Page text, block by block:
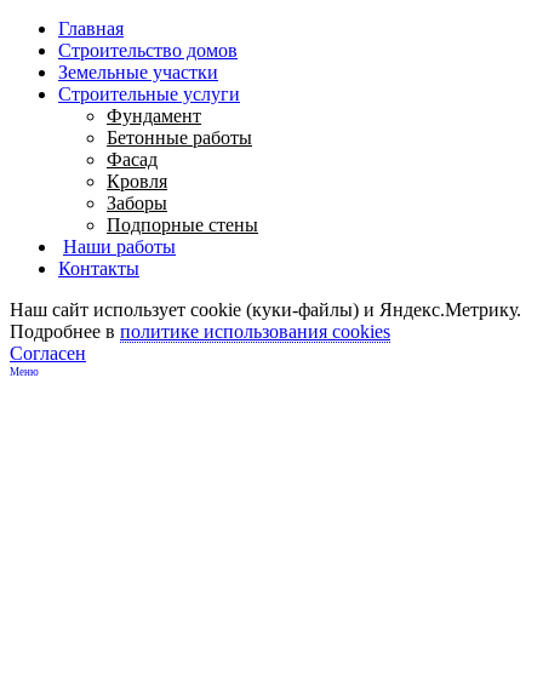
Меню
Главная
Строительство домов
Земельные участки
Строительные услуги
Фундамент
Бетонные работы
Фасад
Кровля
Заборы
Подпорные стены
Наши работы
Контакты
Наш сайт использует cookie (куки-файлы) и Яндекс.Метрику.
Подробнее в политике использования cookies
Согласен